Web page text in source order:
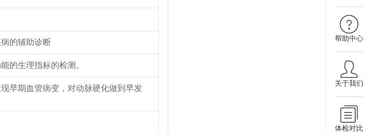
帮助中心
关于我们
体检对比
的辅助诊断
的生理指标的检测。
早期血管病变，对动脉硬化做到早发